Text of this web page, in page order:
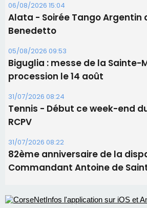
06/08/2026 15:04
Alata - Soirée Tango Argentin
Benedetto
05/08/2026 09:53
Biguglia : messe de la Sainte-
procession le 14 août
31/07/2026 08:24
Tennis - Début ce week-end
RCPV
31/07/2026 08:22
82ème anniversaire de la
Commandant Antoine de